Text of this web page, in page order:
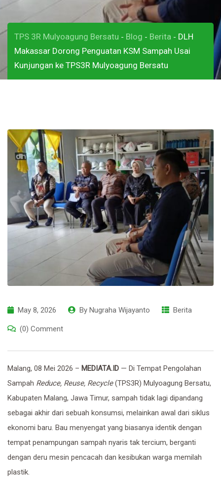
TPS 3R Mulyoagung Bersatu - Blog - Berita - DLH
Makassar Dorong Penguatan KSM Sampah Usai
Kunjungan ke TPS3R Mulyoagung Bersatu
May 8, 2026 By Nugraha Wijayanto Berita
(0) Comment
Malang, 08 Mei 2026 – MEDIATA.ID — Di Tempat Pengolahan
Sampah Reduce, Reuse, Recycle(TPS3R) Mulyoagung Bersatu,
Kabupaten Malang, Jawa Timur, sampah tidak lagi dipandang
sebagai akhir dari sebuah konsumsi, melainkan awal dari siklus
ekonomi baru. Bau menyengat yang biasanya identik dengan
tempat penampungan sampah nyaris tak tercium, berganti
dengan deru mesin pencacah dan kesibukan warga memilah
plastik.